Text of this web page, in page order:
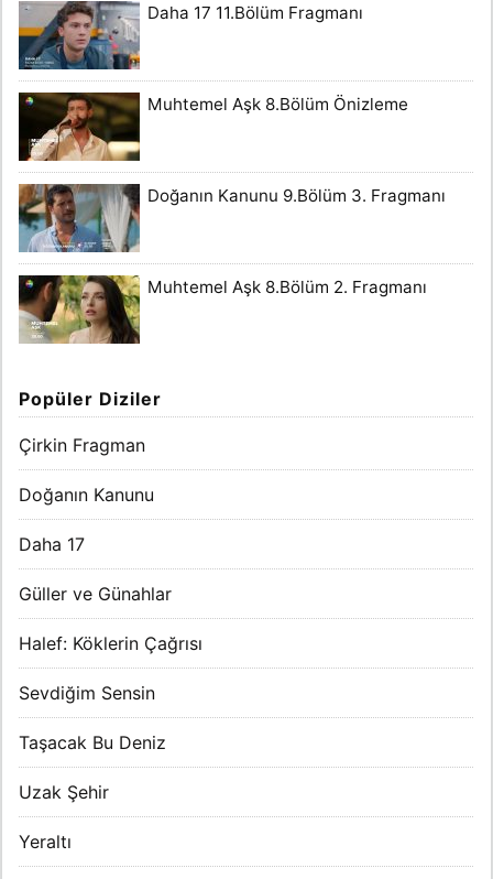
Daha 17 11.Bölüm Fragmanı
Muhtemel Aşk 8.Bölüm Önizleme
Doğanın Kanunu 9.Bölüm 3. Fragmanı
Muhtemel Aşk 8.Bölüm 2. Fragmanı
Popüler Diziler
Çirkin Fragman
Doğanın Kanunu
Daha 17
Güller ve Günahlar
Halef: Köklerin Çağrısı
Sevdiğim Sensin
Taşacak Bu Deniz
Uzak Şehir
Yeraltı